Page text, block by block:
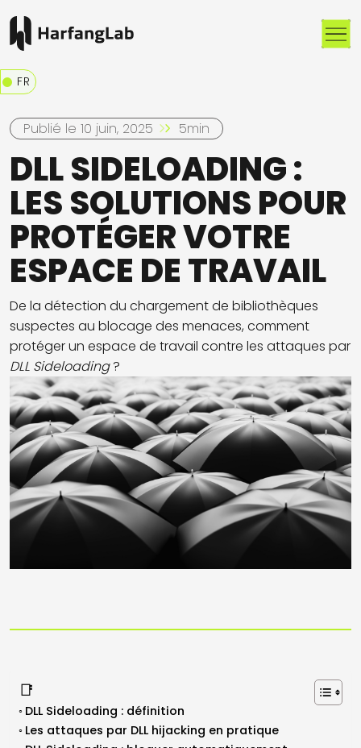
FR
Publié le 10 juin, 2025 5min
DLL SIDELOADING :
LES SOLUTIONS POUR
PROTÉGER VOTRE
ESPACE DE TRAVAIL
De la détection du chargement de bibliothèques
suspectes au blocage des menaces, comment
protéger un espace de travail contre les attaques par
DLL Sideloading?
📑
DLL Sideloading : définition
Les attaques par DLL hijacking en pratique